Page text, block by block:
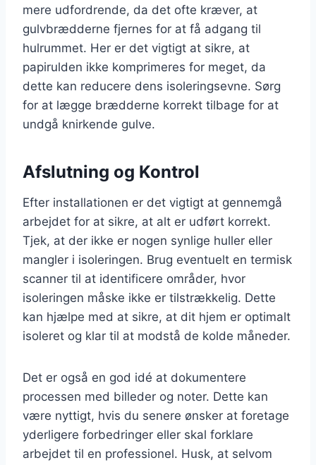
mere udfordrende, da det ofte kræver, at
gulvbrædderne fjernes for at få adgang til
hulrummet. Her er det vigtigt at sikre, at
papirulden ikke komprimeres for meget, da
dette kan reducere dens isoleringsevne. Sørg
for at lægge brædderne korrekt tilbage for at
undgå knirkende gulve.
Afslutning og Kontrol
Efter installationen er det vigtigt at gennemgå
arbejdet for at sikre, at alt er udført korrekt.
Tjek, at der ikke er nogen synlige huller eller
mangler i isoleringen. Brug eventuelt en termisk
scanner til at identificere områder, hvor
isoleringen måske ikke er tilstrækkelig. Dette
kan hjælpe med at sikre, at dit hjem er optimalt
isoleret og klar til at modstå de kolde måneder.
Det er også en god idé at dokumentere
processen med billeder og noter. Dette kan
være nyttigt, hvis du senere ønsker at foretage
yderligere forbedringer eller skal forklare
arbejdet til en professionel. Husk, at selvom